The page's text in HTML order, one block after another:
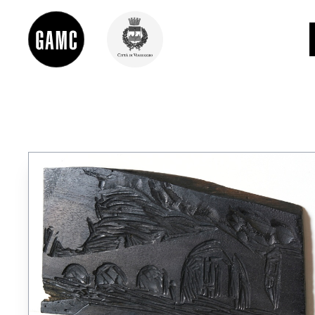
LE COLLEZIONI
GLI AUTORI
LORENZO VIANI
MOSTRE
EVENTI
PALAZZO DELLE MUSE